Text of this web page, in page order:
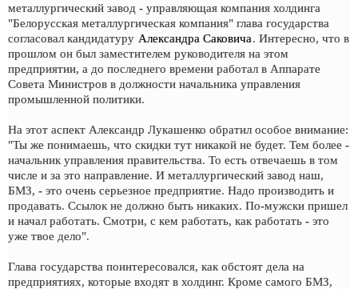
металлургический завод - управляющая компания холдинга
"Белорусская металлургическая компания" глава государства
согласовал кандидатуру Александра Саковича. Интересно, что в
прошлом он был заместителем руководителя на этом
предприятии, а до последнего времени работал в Аппарате
Совета Министров в должности начальника управления
промышленной политики.
На этот аспект Александр Лукашенко обратил особое внимание:
"Ты же понимаешь, что скидки тут никакой не будет. Тем более -
начальник управления правительства. То есть отвечаешь в том
числе и за это направление. И металлургический завод наш,
БМЗ, - это очень серьезное предприятие. Надо производить и
продавать. Ссылок не должно быть никаких. По-мужски пришел
и начал работать. Смотри, с кем работать, как работать - это
уже твое дело".
Глава государства поинтересовался, как обстоят дела на
предприятиях, которые входят в холдинг. Кроме самого БМЗ,